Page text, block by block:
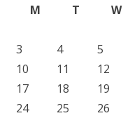
M
T W
3
4 5
10
11 12
17
18 19
24
25 26